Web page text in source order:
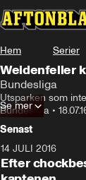
Hem Serier
Weidenfeller
Bundesliga
Utsparken som
Bundesliga •
Se mer
Senast
14 JULI 2016
Efter